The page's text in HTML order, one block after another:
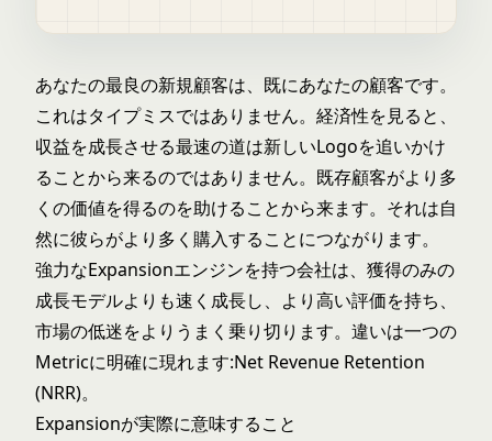
あなたの最良の新規顧客は、既にあなたの顧客です。
これはタイプミスではありません。経済性を見ると、
収益を成長させる最速の道は新しいLogoを追いかけ
ることから来るのではありません。既存顧客がより多
くの価値を得るのを助けることから来ます。それは自
然に彼らがより多く購入することにつながります。
強力なExpansionエンジンを持つ会社は、獲得のみの
成長モデルよりも速く成長し、より高い評価を持ち、
市場の低迷をよりうまく乗り切ります。違いは一つの
Metricに明確に現れます:Net Revenue Retention
(NRR)。
Expansionが実際に意味すること